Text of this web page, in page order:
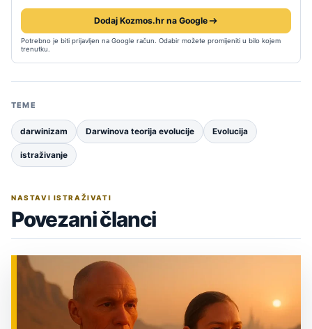
Dodaj Kozmos.hr na Google
Potrebno je biti prijavljen na Google račun. Odabir možete promijeniti u bilo kojem
trenutku.
TEME
darwinizam Darwinova teorija evolucije Evolucija
istraživanje
NASTAVI ISTRAŽIVATI
Povezani članci